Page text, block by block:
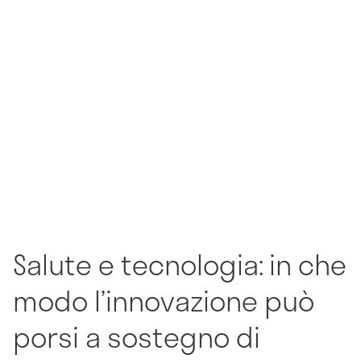
Salute e tecnologia: in che
modo l’innovazione può
porsi a sostegno di